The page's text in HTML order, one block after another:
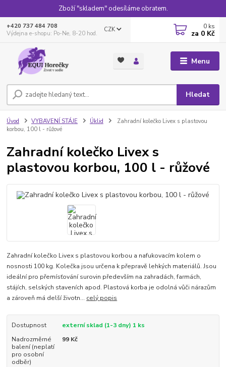
Zboží "skladem" odesíláme obratem.
Menu
CZK
Hledat
+420 737 484 708
Výdejna e-shopu: Po-Ne, 8-20 hod.
0 ks
za 0 Kč
Úvod VYBAVENÍ STÁJE Úklid
Zahradní kolečko Livex s plastovou
korbou, 100 l - růžové
Zahradní kolečko Livex s
plastovou korbou, 100 l - růžové
Zahradní kolečko Livex s plastovou korbou a nafukovacím kolem o
nosnosti 100 kg. Kolečka jsou určena k přepravě lehkých materiálů. Jsou
ideální pro přemísťování surovin především na zahradách, farmách,
stájích, selských staveních apod. Plastová korba je odolná vůči nárazům
a zároveň má delší životn... celý popis
Dostupnost
externí sklad (1-3 dny) 1 ks
Nadrozměrné
balení (neplatí
pro osobní
odběr)
99 Kč